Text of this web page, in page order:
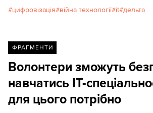
цифровізація війна технології it дельта
ФРАГМЕНТИ
Волонтери зможуть
навчатись IT-
для цього потрібно